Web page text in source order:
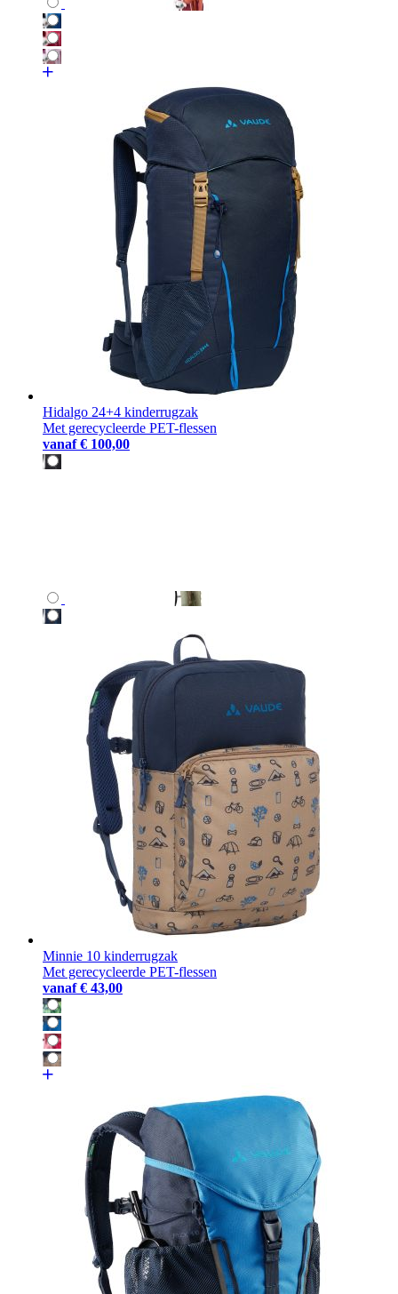
Hidalgo 24+4 kinderrugzak
Met gerecycleerde PET-flessen
vanaf € 100,00
Minnie 10 kinderrugzak
Met gerecycleerde PET-flessen
vanaf € 43,00